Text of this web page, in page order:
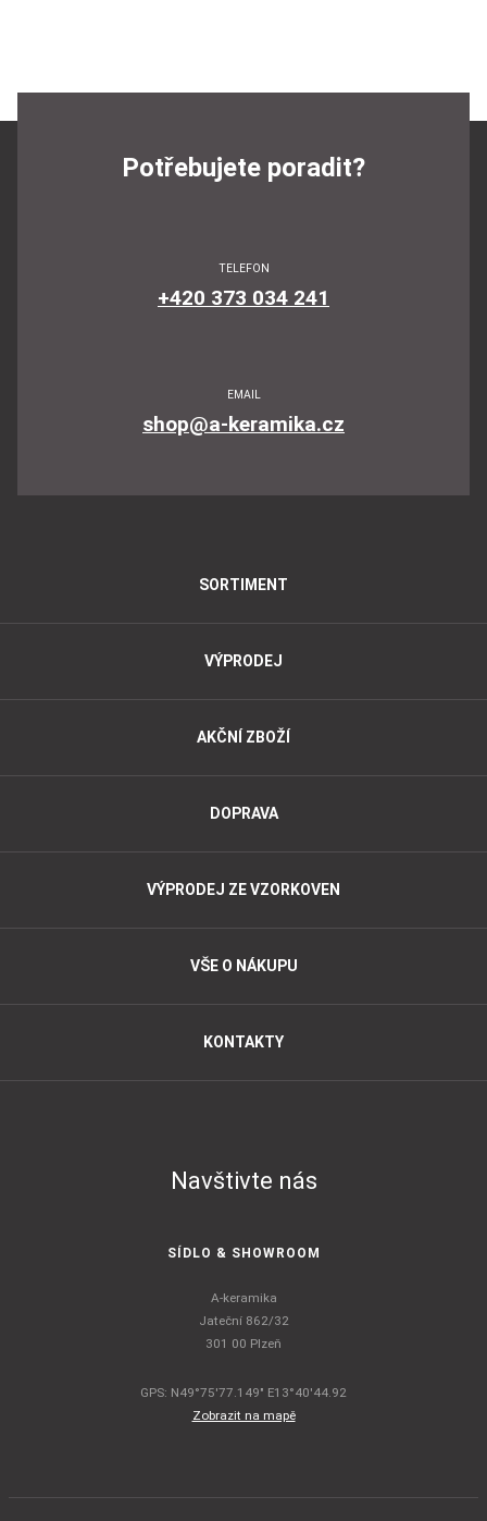
Potřebujete poradit?
TELEFON
+420 373 034 241
EMAIL
shop@a-keramika.cz
SORTIMENT
VÝPRODEJ
AKČNÍ ZBOŽÍ
DOPRAVA
VÝPRODEJ ZE VZORKOVEN
VŠE O NÁKUPU
KONTAKTY
Navštivte nás
SÍDLO & SHOWROOM
A-keramika
Jateční 862/32
301 00 Plzeň
GPS: N49°75'77.149" E13°40'44.92
Zobrazit na mapě